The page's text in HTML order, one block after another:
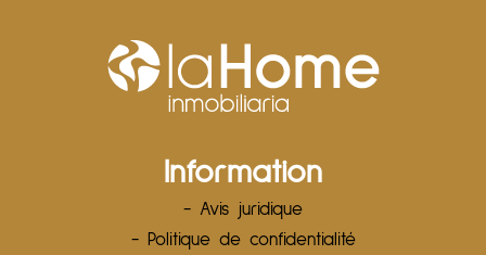
Information
- Avis juridique
- Politique de confidentialité